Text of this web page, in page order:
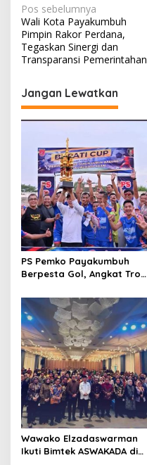
N
a
v
i
g
a
o
s
Pos sebelumnya
Wali Kota Payakumbuh
Pimpin Rakor Perdana,
Tegaskan Sinergi dan
Transparansi Pemerintahan
Jangan Lewatkan
PS Pemko Payakumbuh
Berpesta Gol, Angkat Trofi
Gilas Pemda Pasaman 4-0
Wawako Elzadaswarman
Ikuti Bimtek ASWAKADA di